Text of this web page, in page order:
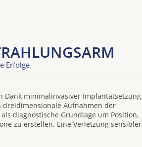
Erfolge
Dank minimalinvasiver Implantatsetzung
dreidimensionale Aufnahmen der
diagnostische Grundlage um Position,
zu erstellen. Eine Verletzung sensibler